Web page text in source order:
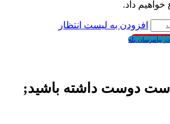
داد.
افزودن به لیست انتظار
پیامرسان بله
دوست داشته باشید;